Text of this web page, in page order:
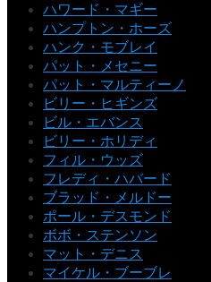
ハワード・マギー
ハンプトン・ホーズ
ハンク・モブレイ
パット・メセニー
パット・マルティーノ
ビリー・ヒギンズ
ビル・エバンス
ビリー・ホリディ
フィル・ウッズ
フレディ・ハバード
ブラッド・メルドー
ポール・デスモンド
ボボ・ステンソン
マット・デニス
マイケル・ブーブレ